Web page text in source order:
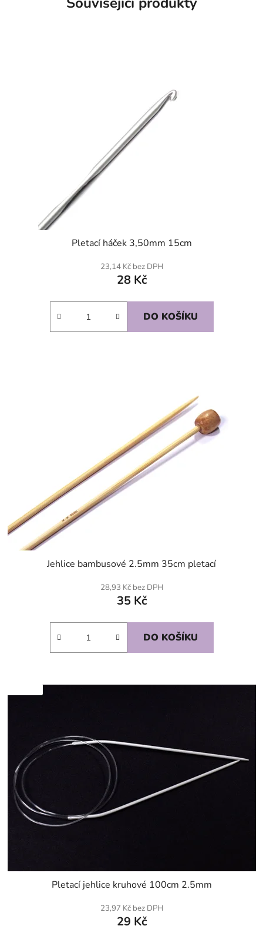
Pletací háček 3,50mm 15cm
23,14 Kč bez DPH
28 Kč
DO KOŠÍKU
Jehlice bambusové 2.5mm 35cm pletací
28,93 Kč bez DPH
35 Kč
DO KOŠÍKU
Pletací jehlice kruhové 100cm 2.5mm
23,97 Kč bez DPH
29 Kč